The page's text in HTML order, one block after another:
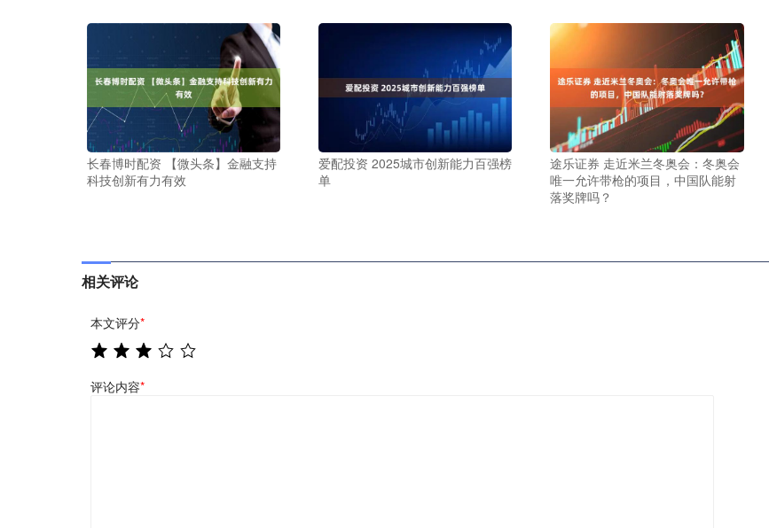
长春博时配资 【微头条】金融支持
科技创新有力有效
爱配投资 2025城市创新能力百强榜
单
途乐证券 走近米兰冬奥会：冬奥会
唯一允许带枪的项目，中国队能射
落奖牌吗？
相关评论
本文评分*
评论内容*